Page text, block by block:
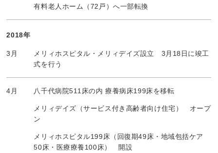
有料老人ホーム（72戸）へ一部転換
2018年
3月
メリィホスピタル・メリィデイズ設立 3月18日に竣工
式を行う
4月 八千代病院511床の内 療養病床199床を移転
メリィデイズ（サービス付き高齢者向け住宅） オープ
ン
メリィホスピタル199床（回復期49床・地域包括ケア
50床・医療療養100床） 開設